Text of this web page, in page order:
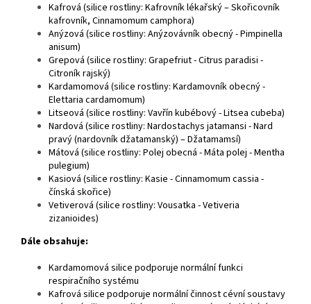
Kafrová (silice rostliny: Kafrovník lékařský – Skořicovník
kafrovník, Cinnamomum camphora)
Anýzová (silice rostliny: Anýzovávník obecný - Pimpinella
anisum)
Grepová (silice rostliny: Grapefriut - Citrus paradisi -
Citroník rajský)
Kardamomová (silice rostliny: Kardamovník obecný -
Elettaria cardamomum)
Litseová (silice rostliny: Vavřín kubébový - Litsea cubeba)
Nardová (silice rostliny: Nardostachys jatamansi - Nard
pravý (nardovník džatamanský) – Džatamamsí)
Mátová (silice rostliny: Polej obecná - Máta polej - Mentha
pulegium)
Kasiová (silice rostliny: Kasie - Cinnamomum cassia -
čínská skořice)
Vetiverová (silice rostliny: Vousatka - Vetiveria
zizanioides)
Dále obsahuje:
Kardamomová silice podporuje normální funkci
respiračního systému
Kafrová silice podporuje normální činnost cévní soustavy